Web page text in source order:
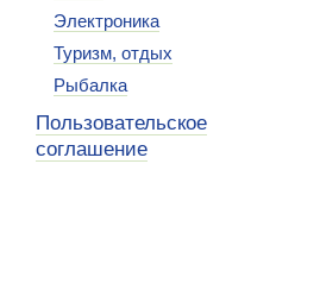
Электроника
Туризм, отдых
Рыбалка
Пользовательское
соглашение